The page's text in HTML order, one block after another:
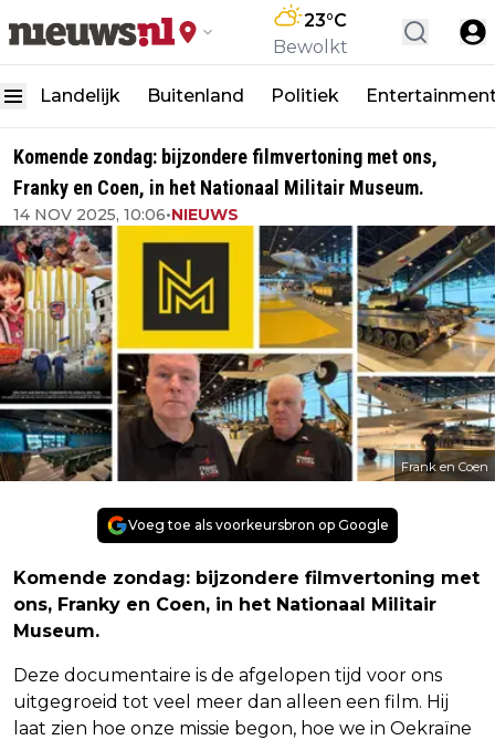
23°C
Bewolkt
Landelijk Buitenland Politiek
Komende zondag: bijzondere filmvertoning met ons,
Franky en Coen, in het Nationaal Militair Museum.
14 NOV 2025, 10:06•NIEUWS
Frank en Coen
Voeg toe als voorkeursbron op Google
Komende zondag: bijzondere filmvertoning met
ons, Franky en Coen, in het Nationaal Militair
Museum.
Deze documentaire is de afgelopen tijd voor ons
uitgegroeid tot veel meer dan alleen een film. Hij
laat zien hoe onze missie begon, hoe we in Oekraïne